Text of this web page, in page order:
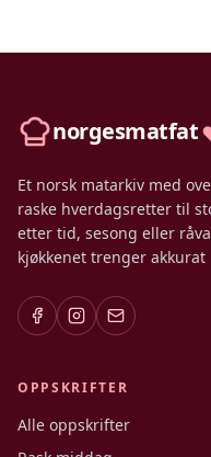
norgesmatfat
Et norsk matarkiv med
raske hverdagsretter til
etter tid, sesong eller
kjøkkenet trenger akkurat
OPPSKRIFTER
Alle oppskrifter